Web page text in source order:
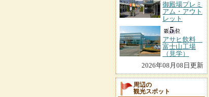
御殿場プレミ
アム・アウト
レット
アサヒ飲料
富士山工場
（見学）
2026年08月08日更新
周辺の
観光スポット